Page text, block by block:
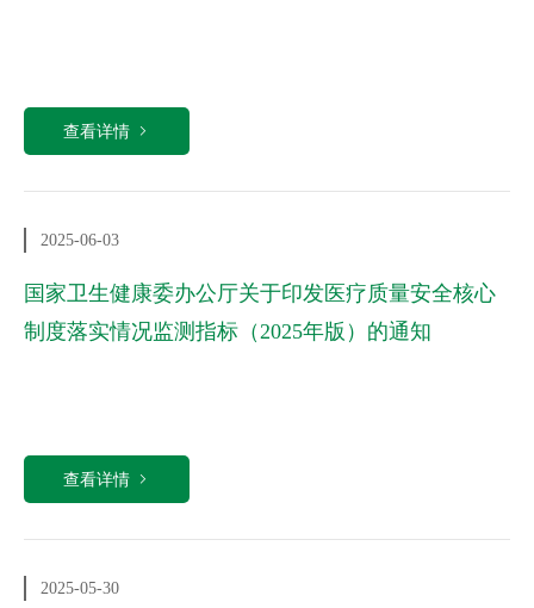
查看详情
2025-06-03
国家卫生健康委办公厅关于印发医疗质量安全核心
制度落实情况监测指标（2025年版）的通知
查看详情
2025-05-30